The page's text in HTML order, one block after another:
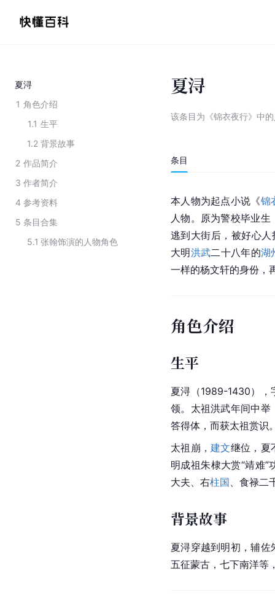
夏浔
1 角色介绍
1.1 生平
1.2 背景故事
2 作品简介
3 作者简介
4 参考资料
5 条目合集
5.1 张翰饰演的人物角色
夏浔
该条目为 《锦衣夜行》中
条目
本人物为起点小说《锦
人物。原为警校毕业生
逃到大街后，被好心
大明洪武二十八年的湖
一样的杨文轩的身份，
角色介绍
生平
夏浔（1989-1430），
领。太祖洪武年间中举
答得体，而获太祖赏识
太祖崩，建文继位，夏
明成祖朱棣大赏“靖难
大夫 、右柱国 、食禄
背景故事
夏浔穿越到明初，辅佐
五征蒙古，七下南洋等